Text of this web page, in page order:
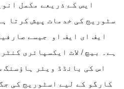
ایس کے ذریعے مکمل
سٹوریج کی خدمات پیش کرتا
ایف ای ایف او جیسے
ہے۔ بیچ / لاٹ ایکسپائری
اس کی بانڈڈ ویئر ہاؤسنگ
کارگو کے لیے اسٹوریج کی